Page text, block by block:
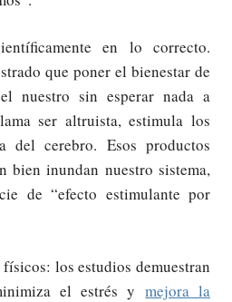
en lo correcto.
que poner el bienestar de
nuestro sin esperar nada a
ser altruista, estimula los
del cerebro. Esos productos
bien inundan nuestro sistema,
de “efecto estimulante por
los estudios demuestran
el estrés ymejora la